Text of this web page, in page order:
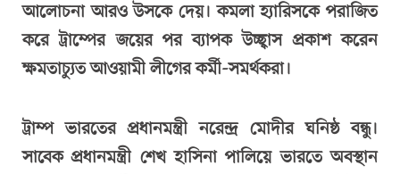
আলোচনা আরও উসকে দেয়। কমলা হ্যারিসকে পরাজিত
করে ট্রাম্পের জয়ের পর ব্যাপক উচ্ছ্বাস প্রকাশ করেন
ক্ষমতাচ্যুত আওয়ামী লীগের কর্মী-সমর্থকরা।
ট্রাম্প ভারতের প্রধানমন্ত্রী নরেন্দ্র মোদীর ঘনিষ্ঠ বন্ধু।
সাবেক প্রধানমন্ত্রী শেখ হাসিনা পালিয়ে ভারতে অবস্থান